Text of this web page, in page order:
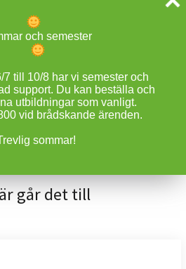
går det till
och semester
7 till 10/8 har vi semester och
support. Du kan beställa och
utbildningar som vanligt.
vid brådskande ärenden.
sommar!